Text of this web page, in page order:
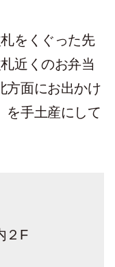
をくぐった先
近くのお弁当
方面にお出かけ
を手土産にして
２F